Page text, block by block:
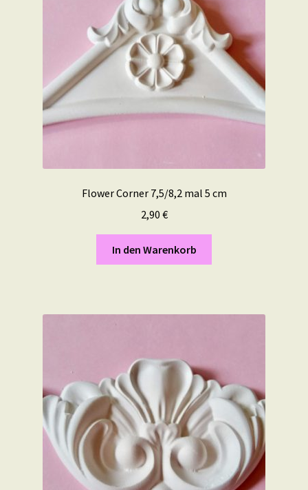
Flower Corner 7,5/8,2 mal 5 cm
2,90 €
In den Warenkorb